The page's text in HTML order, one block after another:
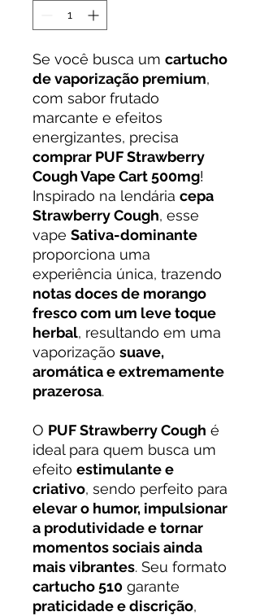
Se você busca um cartucho
de vaporização premium,
com sabor frutado
marcante e efeitos
energizantes, precisa
comprar PUF Strawberry
Cough Vape Cart 500mg!
Inspirado na lendária cepa
Strawberry Cough, esse
vape Sativa-dominante
proporciona uma
experiência única, trazendo
notas doces de morango
fresco com um leve toque
herbal, resultando em uma
vaporização suave,
aromática e extremamente
prazerosa.
O PUF Strawberry Cough é
ideal para quem busca um
efeito estimulante e
criativo, sendo perfeito para
elevar o humor, impulsionar
a produtividade e tornar
momentos sociais ainda
mais vibrantes. Seu formato
cartucho 510 garante
praticidade e discrição,